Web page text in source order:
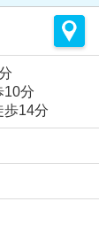
10分
歩14分